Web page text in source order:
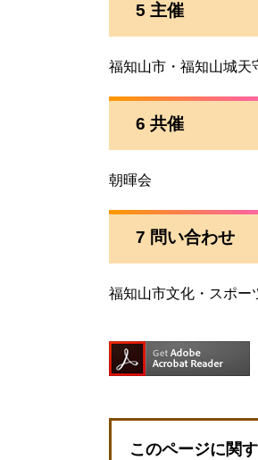
5 主催
福知山市・福知山城天
6 共催
朝暉会
7 問い合わせ
福知山市文化・スポー
このページに関